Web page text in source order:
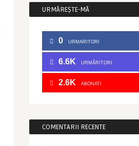
URMĂREȘTE-MĂ
0 URMARITORI
6.6K URMĂRITORI
2.6K ABONATI
COMENTARII RECENTE